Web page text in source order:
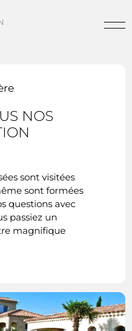
NOS
sont visitées
sont formées
questions avec
passiez un
magnifique